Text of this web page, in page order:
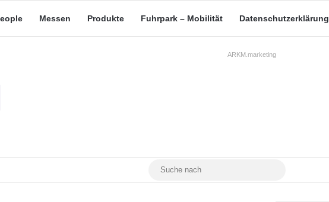
Messen Produkte Fuhrpark – Mobilität Datenschutzerklärung
ARKM.marketing
YouTubeMastodon